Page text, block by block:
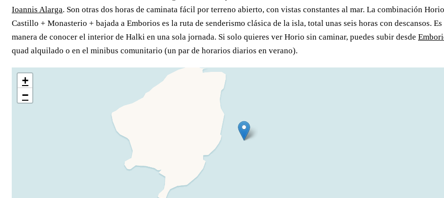
Ioannis Alarga. Son otras dos horas de caminata fácil por terreno abierto, con vistas constantes al mar. La combinación
Castillo + Monasterio + bajada a Emborios es la ruta de senderismo clásica de la isla, total unas seis horas con descansos.
manera de conocer el interior de Halki en una sola jornada. Si solo quieres ver Horio sin caminar, puedes subir desde
quad alquilado o en el minibus comunitario (un par de horarios diarios en verano).
+
−